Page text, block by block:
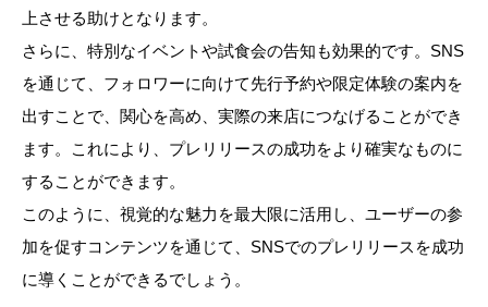
上させる助けとなります。
さらに、特別なイベントや試食会の告知も効果的です。SNS
を通じて、フォロワーに向けて先行予約や限定体験の案内を
出すことで、関心を高め、実際の来店につなげることができ
ます。これにより、プレリリースの成功をより確実なものに
することができます。
このように、視覚的な魅力を最大限に活用し、ユーザーの参
加を促すコンテンツを通じて、SNSでのプレリリースを成功
に導くことができるでしょう。